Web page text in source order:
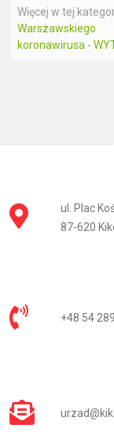
Więcej w tej
Warszawskiego
koronawirusa -
ul. Plac
87-620
+48 54